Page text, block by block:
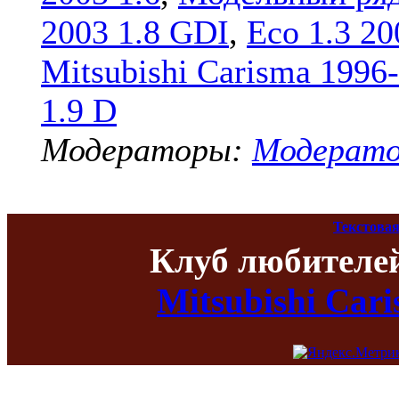
2003 1.8 GDI, Eco 1.3
Mitsubishi Carisma
1.9 D
Модераторы:
Клуб
Mitsubishi